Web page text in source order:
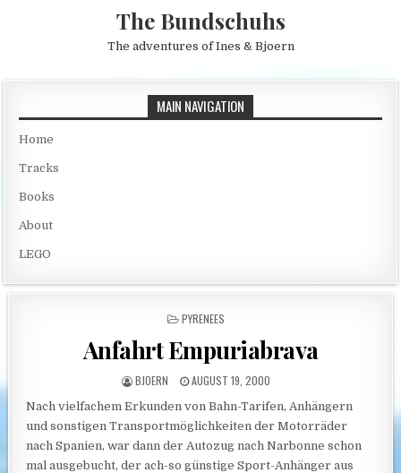
The Bundschuhs
The adventures of Ines & Bjoern
MAIN NAVIGATION
Home
Tracks
Books
About
LEGO
POSTED IN
PYRENEES
Anfahrt Empuriabrava
AUTHOR:
BJOERN PUBLISHED DATE:
AUGUST 19, 2000
Nach vielfachem Erkunden von Bahn-Tarifen, Anhängern
und sonstigen Transportmöglichkeiten der Motorräder
nach Spanien, war dann der Autozug nach Narbonne schon
mal ausgebucht, der ach-so günstige Sport-Anhänger aus